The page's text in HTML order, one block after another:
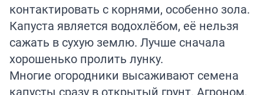
контактировать с корнями, особенно зола.
Капуста является водохлёбом, её нельзя
сажать в сухую землю. Лучше сначала
хорошенько пролить лунку.
Многие огородники высаживают семена
капусты сразу в открытый грунт. Агроном,